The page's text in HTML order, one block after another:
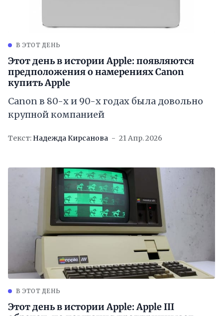
В ЭТОТ ДЕНЬ
Этот день в истории Apple: появляются
предположения о намерениях Canon
купить Apple
Canon в 80-х и 90-х годах была довольно
крупной компанией
Текст: Надежда Кирсанова 21 Апр. 2026
В ЭТОТ ДЕНЬ
Этот день в истории Apple: Apple III